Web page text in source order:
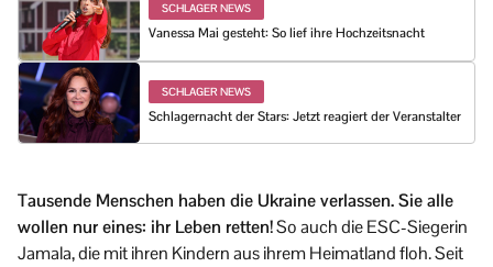
SCHLAGER NEWS
Vanessa Mai gesteht: So lief ihre Hochzeitsnacht
SCHLAGER NEWS
Schlagernacht der Stars: Jetzt reagiert der Veranstalter
Tausende Menschen haben die Ukraine verlassen. Sie alle
wollen nur eines: ihr Leben retten!So auch die ESC-Siegerin
Jamala, die mit ihren Kindern aus ihrem Heimatland floh. Seit